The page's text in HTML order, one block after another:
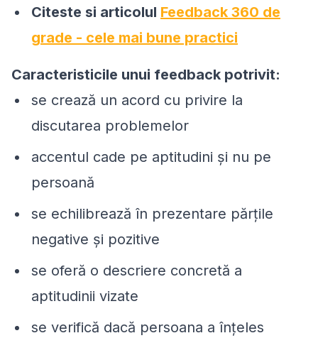
Citeste si articolul Feedback 360 de
grade - cele mai bune practici
Caracteristicile unui feedback potrivit:
se crează un acord cu privire la
discutarea problemelor
accentul cade pe aptitudini şi nu pe
persoană
se echilibrează în prezentare părţile
negative şi pozitive
se oferă o descriere concretă a
aptitudinii vizate
se verifică dacă persoana a înţeles